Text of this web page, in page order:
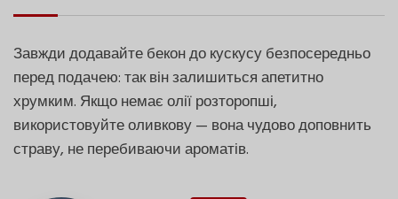
Завжди додавайте бекон до кускусу безпосередньо
перед подачею: так він залишиться апетитно
хрумким. Якщо немає олії розторопші,
використовуйте оливкову — вона чудово доповнить
страву, не перебиваючи ароматів.